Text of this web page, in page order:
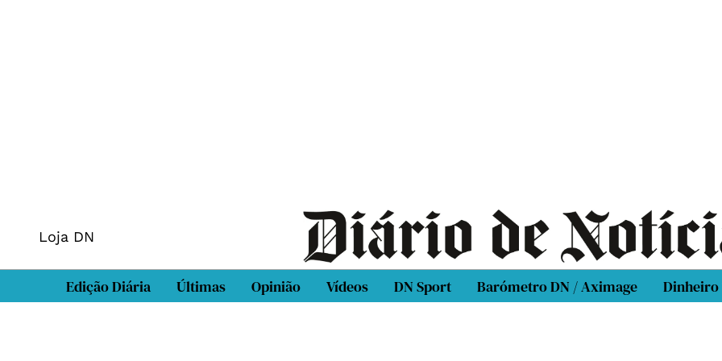
Loja DN
Edição Diária Últimas Opinião Vídeos DN Sport Barómetro DN / Aximage Dinheiro